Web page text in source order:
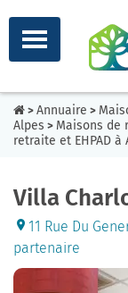
> Annuaire >
Alpes > Maisons de
retraite et EHPAD à
Villa
11 Rue Du
partenaire